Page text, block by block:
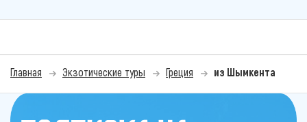
Главная Экзотические туры Греция из Шымкента